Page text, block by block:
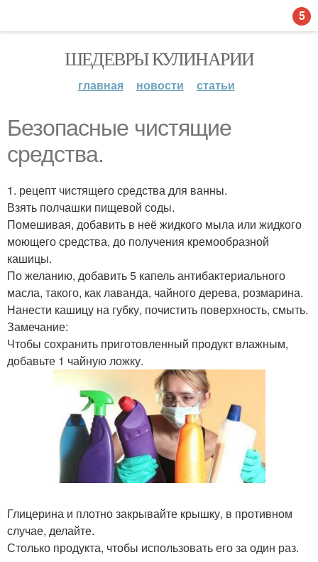
ШЕДЕВРЫ КУЛИНАРИИ
главная новости статьи
Безопасные чистящие
средства.
1. рецепт чистящего средства для ванны.
Взять полчашки пищевой соды.
Помешивая, добавить в неё жидкого мыла или жидкого
моющего средства, до получения кремообразной
кашицы.
По желанию, добавить 5 капель антибактериального
масла, такого, как лаванда, чайного дерева, розмарина.
Нанести кашицу на губку, почистить поверхность, смыть.
Замечание:
Чтобы сохранить приготовленный продукт влажным,
добавьте 1 чайную ложку.
Глицерина и плотно закрывайте крышку, в противном
случае, делайте.
Столько продукта, чтобы использовать его за один раз.
5